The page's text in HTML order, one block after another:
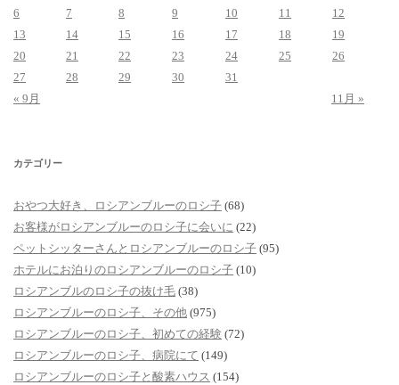
6
7 8 9 10 11
12
13
14 15 16 17 18
19
20
21 22 23 24 25
26
27
28 29 30
31
« 9月
11月 »
カテゴリー
おやつ大好き、ロシアンブルーのロシ子 (68)
お客様がロシアンブルーのロシ子に会いに (22)
ペットシッターさんとロシアンブルーのロシ子 (95)
ホテルにお泊りのロシアンブルーのロシ子 (10)
ロシアンブルのロシ子の抜け毛 (38)
ロシアンブルーのロシ子、その他 (975)
ロシアンブルーのロシ子、初めての経験 (72)
ロシアンブルーのロシ子、病院にて (149)
ロシアンブルーのロシ子と酸素ハウス (154)